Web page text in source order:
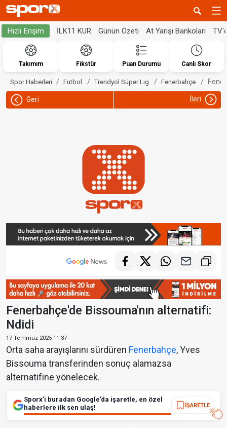
Hızlı Erişim İLK11 KUR Günün Özeti At Yarışı Bankoları
Takımım Fikstür Puan Durumu Canlı Skor
Spor Haberleri Futbol Trendyol Süper Lig Fenerbahçe
Geri İleri
Fenerbahçe'de Bissouma'nın alternatifi:
Ndidi
17 Temmuz 2025 11:37
Orta saha arayışlarını sürdüren Fenerbahçe, Yves
Bissouma transferinden sonuç alamazsa
alternatifine yönelecek.
Sporx’i buradan Google’da işaretle, en özel
haberlere ilk sen ulaş!
İŞARETLE